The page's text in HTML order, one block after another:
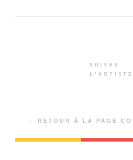
SUIVRE
L’ARTISTE
← RETOUR À LA PAGE